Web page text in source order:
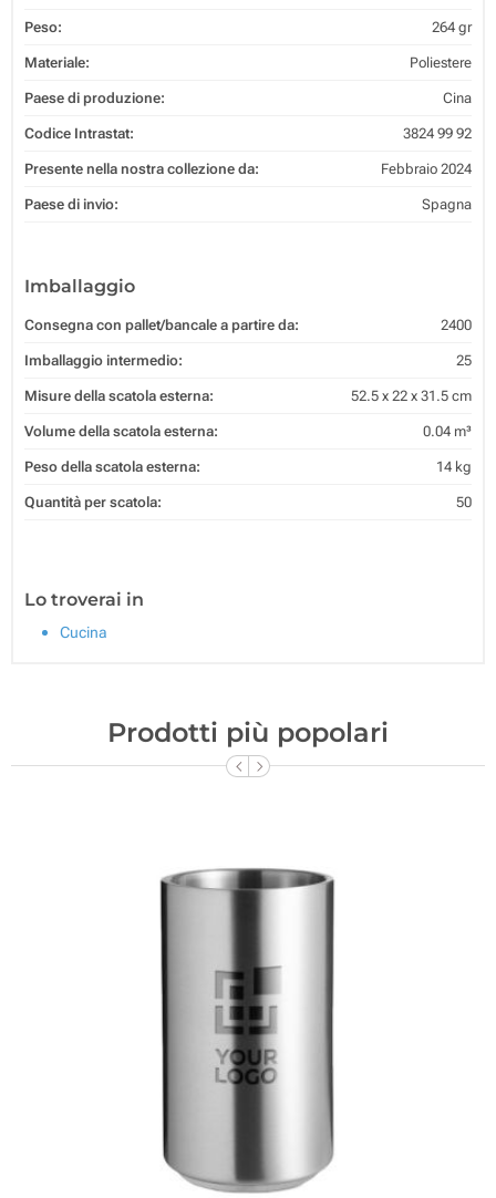
Peso: 264 gr
Materiale: Poliestere
Paese di produzione: Cina
Codice Intrastat: 3824 99 92
Presente nella nostra collezione da: Febbraio 2024
Paese di invio: Spagna
Imballaggio
Consegna con pallet/bancale a partire da: 2400
Imballaggio intermedio: 25
Misure della scatola esterna: 52.5 x 22 x 31.5 cm
Volume della scatola esterna: 0.04 m³
Peso della scatola esterna: 14 kg
Quantità per scatola: 50
Lo troverai in
Cucina
Prodotti più popolari